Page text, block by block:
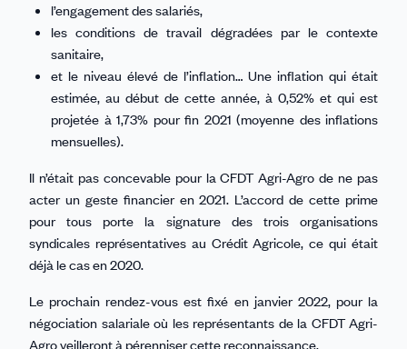
l’engagement des salariés,
les conditions de travail dégradées par le contexte
sanitaire,
et le niveau élevé de l’inflation… Une inflation qui était
estimée, au début de cette année, à 0,52% et qui est
projetée à 1,73% pour fin 2021 (moyenne des inflations
mensuelles).
Il n’était pas concevable pour la CFDT Agri-Agro de ne pas
acter un geste financier en 2021. L’accord de cette prime
pour tous porte la signature des trois organisations
syndicales représentatives au Crédit Agricole, ce qui était
déjà le cas en 2020.
Le prochain rendez-vous est fixé en janvier 2022, pour la
négociation salariale où les représentants de la CFDT Agri-
Agro veilleront à pérenniser cette reconnaissance.